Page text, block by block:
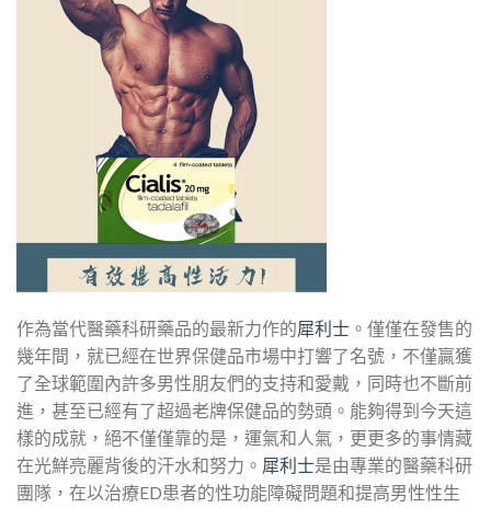
作為當代醫藥科研藥品的最新力作的犀利士 。僅僅在發售的
幾年間，就已經在世界保健品市場中打響了名號，不僅贏獲
了全球範圍內許多男性朋友們的支持和愛戴，同時也不斷前
進，甚至已經有了超過老牌保健品的勢頭。能夠得到今天這
樣的成就，絕不僅僅靠的是，運氣和人氣，更更多的事情藏
在光鮮亮麗背後的汗水和努力。 犀利士是由專業的醫藥科研
團隊，在以治療ED患者的性功能障礙問題和提高男性性生